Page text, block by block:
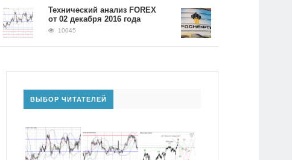
​Технический анализ FOREX
от 02 декабря 2016 года
10045
Долг «Роснефти»
5,2 триллиона
ВЫБОР ЧИТАТЕЛЕЙ